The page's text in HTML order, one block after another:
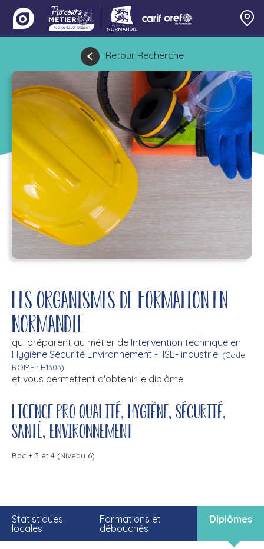
Retour Recherche
Les organismes de formation en
Normandie
qui préparent au métier de Intervention technique en
Hygiène Sécurité Environnement -HSE- industriel (Code
ROME : H1303)
et vous permettent d'obtenir le diplôme
Licence pro qualité, hygiène, sécurité,
santé, environnement
Bac + 3 et 4 (Niveau 6)
Statistiques
locales
Formations et
débouchés
Diplômes